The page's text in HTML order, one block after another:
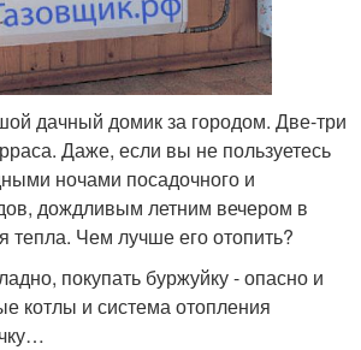
дачный домик за городом. Две-три
Даже, если вы не пользуетесь
ночами посадочного и
дождливым летним вечером в
тепла. Чем лучше его отопить?
покупать буржуйку - опасно и
котлы и система отопления